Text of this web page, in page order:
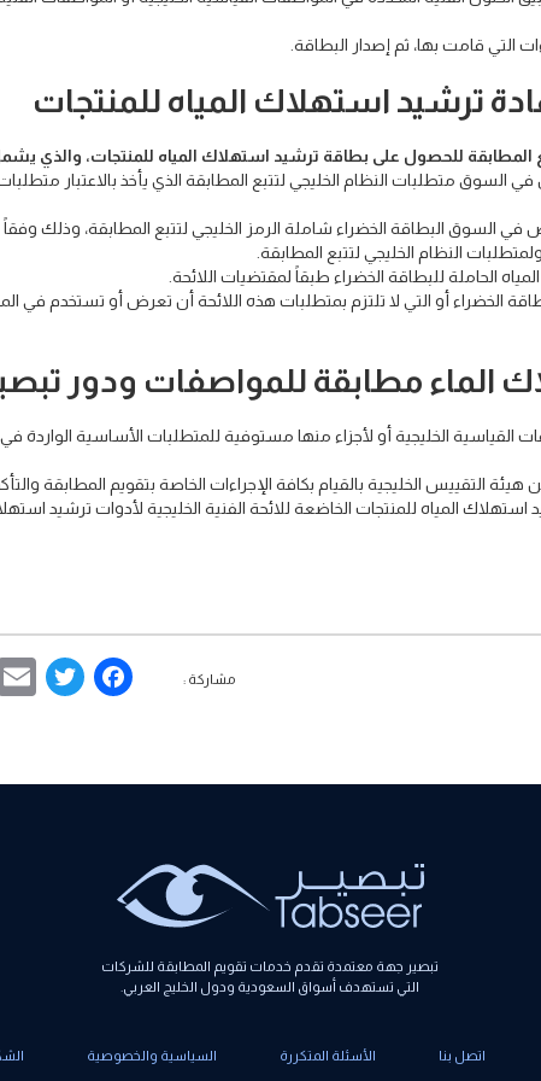
التي قامت بها، ثم إصدار البطاقة.
ترشيد استهلاك المياه للمنتجات
المطابقة للحصول على بطاقة ترشيد استهلاك المياه للمنتجات، والذي
متطلبات النظام الخليجي لتتبع المطابقة الذي يأخذ بالاعتبار
السوق البطاقة الخضراء شاملة الرمز الخليجي لتتبع المطابقة، وذلك وفقاً
النظام الخليجي لتتبع المطابقة.
الحاملة للبطاقة الخضراء طبقاً لمقتضيات اللائحة.
الخضراء أو التي لا تلتزم بمتطلبات هذه اللائحة أن تعرض أو تستخدم في
الماء مطابقة للمواصفات ودور
القياسية الخليجية أو لأجزاء منها مستوفية للمتطلبات الأساسية الواردة في
التقييس الخليجية بالقيام بكافة الإجراءات الخاصة بتقويم المطابقة
استهلاك المياه للمنتجات الخاضعة للائحة الفنية الخليجية لأدوات ترشيد
مشاركة :
تبصير جهة معتمدة تقدم خدمات تقويم المطابقة للشركات
التي تستهدف أسواق السعودية ودول الخليج العربي.
اتصل بنا الأسئلة المتكررة السياسية والخصوصية